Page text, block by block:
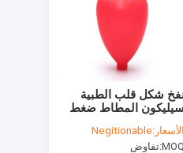
شكل قلب الطبية
سيليكون المطاط ضغط
لمبة مقاومة للحرارة
الأسعار:Negitionable
MOQ: تفاوض